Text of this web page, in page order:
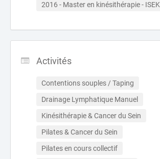
2016 - Master en kinésithérapie - ISEK
Activités
Contentions souples / Taping
Drainage Lymphatique Manuel
Kinésithérapie & Cancer du Sein
Pilates & Cancer du Sein
Pilates en cours collectif